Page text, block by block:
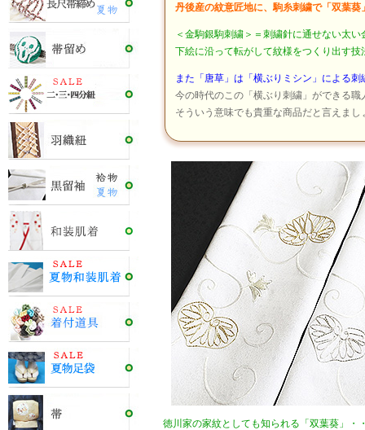
丹後産の紋意匠地に、駒糸刺繍で「双葉
＜金駒銀駒刺繍＞＝刺繍針に通せない太
下絵に沿って転がして紋様をつくり出す技
また「唐草」は「横ぶりミシン」による
今の時代のこの「横ぶり刺繍」ができる
そういう意味でも貴重な商品だと言えまし
徳川家の家紋としても知られる「双葉葵」・